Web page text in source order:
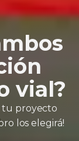
vial?
tu proyecto
los elegirá!